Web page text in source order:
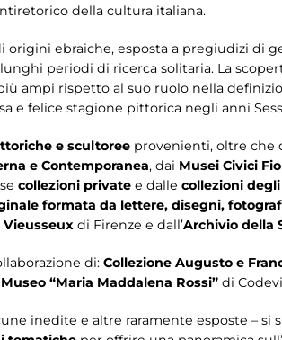
della cultura italiana.
ebraiche, esposta a pregiudizi di
periodi di ricerca solitaria. La
ampi rispetto al suo ruolo nella
e felice stagione pittorica negli anni
e scultoree provenienti, oltre che
e Contemporanea, dai Musei Civici
collezioni private e dalle collezioni
formata da lettere, disegni,
di Firenze e dall’Archivio della
di: Collezione Augusto e
“Maria Maddalena Rossi” di
inedite e altre raramente esposte – si